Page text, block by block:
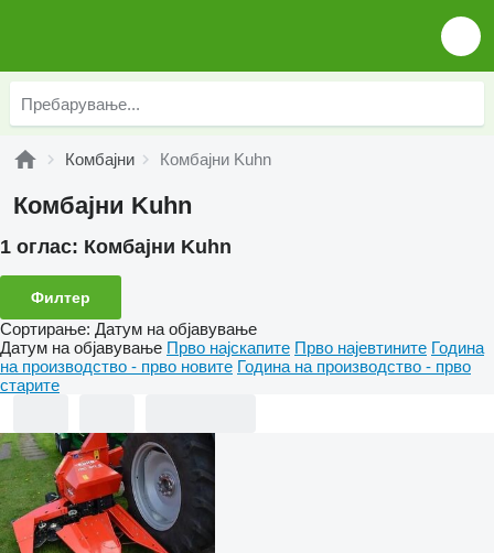
Комбајни Комбајни Kuhn
Комбајни Kuhn
1 оглас: Комбајни Kuhn
Филтер
Сортирање: Датум на објавување
Датум на објавување Прво најскапите Прво најевтините Година
на производство - прво новите Година на производство - прво
старите